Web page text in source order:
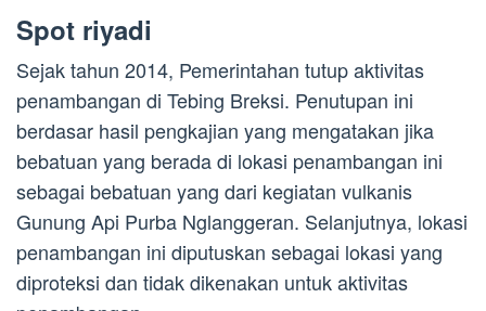
Spot riyadi
Sejak tahun 2014, Pemerintahan tutup aktivitas
penambangan di Tebing Breksi. Penutupan ini
berdasar hasil pengkajian yang mengatakan jika
bebatuan yang berada di lokasi penambangan ini
sebagai bebatuan yang dari kegiatan vulkanis
Gunung Api Purba Nglanggeran. Selanjutnya, lokasi
penambangan ini diputuskan sebagai lokasi yang
diproteksi dan tidak dikenakan untuk aktivitas